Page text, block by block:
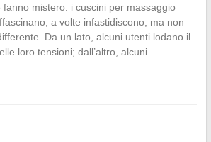
mistero: i cuscini per massaggio
a volte infastidiscono, ma non
Da un lato, alcuni utenti lodano il
loro tensioni; dall’altro, alcuni